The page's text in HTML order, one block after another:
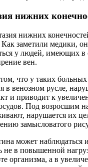
нижних
нижних
заметили медики,
у людей, имеющих в
вен.
что у таких
в венозном русле,
и приводит к
Под возросшим
нарушается их
замысловатого
может наблюдаться
в повышенной
организма, а в